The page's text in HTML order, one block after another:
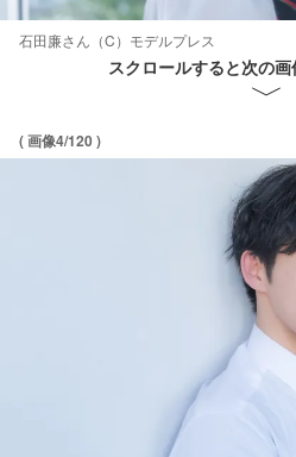
石田廉さん（C）モデルプレス
スクロールすると次の
( 画像4/120 )